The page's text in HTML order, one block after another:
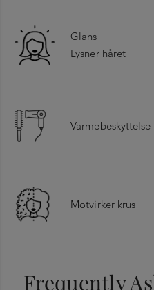
Glans
Lysner håret
Varmebeskyttelse
Motvirker krus
Sitronsyre:
Frequently